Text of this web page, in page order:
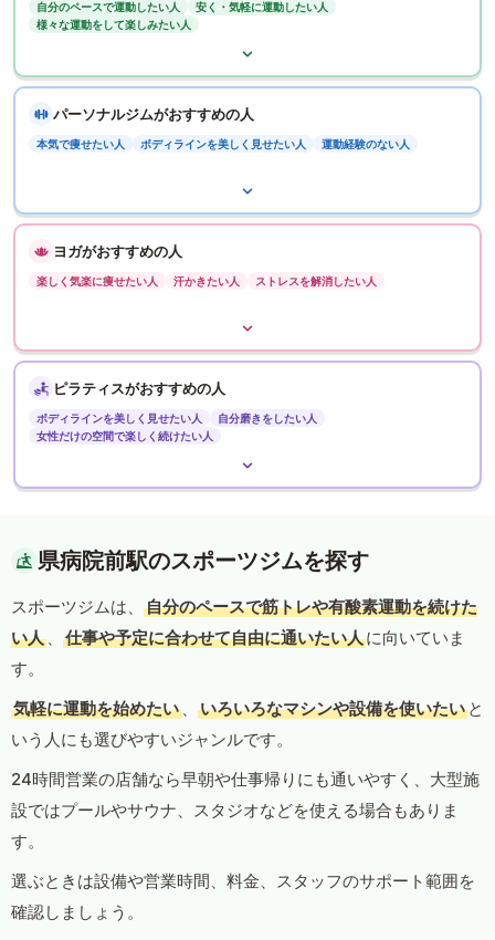
自分のペースで運動したい人
安く・気軽に運動したい人
様々な運動をして楽しみたい人
パーソナルジムがおすすめの人
本気で痩せたい人 ボディラインを美しく見せたい人 運動経験のない人
ヨガがおすすめの人
楽しく気楽に痩せたい人 汗かきたい人 ストレスを解消したい人
ピラティスがおすすめの人
ボディラインを美しく見せたい人
自分磨きをしたい人
女性だけの空間で楽しく続けたい人
県病院前駅のスポーツジムを探す
スポーツジムは、
自分のペースで筋トレや有酸素運動を続けた
い人 、 仕事や予定に合わせて自由に通いたい人に向いていま
す。
気軽に運動を始めたい 、 いろいろなマシンや設備を使いたい と
いう人にも選びやすいジャンルです。
24時間営業の店舗なら早朝や仕事帰りにも通いやすく、大型施
設ではプールやサウナ、スタジオなどを使える場合もありま
す。
選ぶときは設備や営業時間、料金、スタッフのサポート範囲を
確認しましょう。